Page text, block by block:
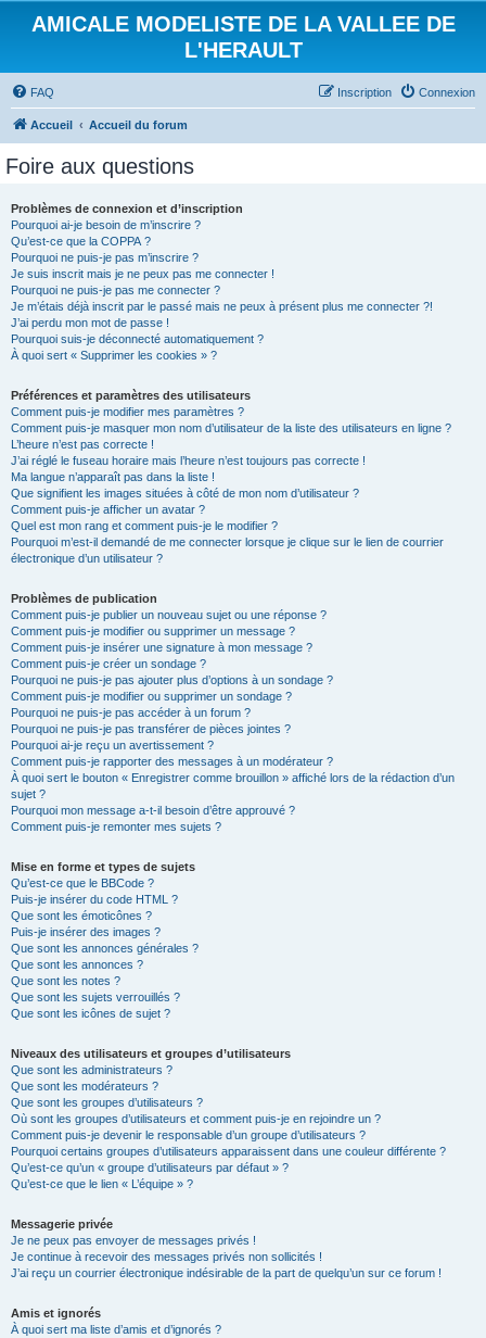
AMICALE MODELISTE DE LA VALLEE DE
L'HERAULT
FAQ Connexion
Inscription
Accueil Accueil du forum
Foire aux questions
Problèmes de connexion et d’inscription
Pourquoi ai-je besoin de m’inscrire ?
Qu’est-ce que la COPPA ?
Pourquoi ne puis-je pas m’inscrire ?
Je suis inscrit mais je ne peux pas me connecter !
Pourquoi ne puis-je pas me connecter ?
Je m’étais déjà inscrit par le passé mais ne peux à présent plus me connecter ?!
J’ai perdu mon mot de passe !
Pourquoi suis-je déconnecté automatiquement ?
À quoi sert « Supprimer les cookies » ?
Préférences et paramètres des utilisateurs
Comment puis-je modifier mes paramètres ?
Comment puis-je masquer mon nom d’utilisateur de la liste des utilisateurs en ligne ?
L’heure n’est pas correcte !
J’ai réglé le fuseau horaire mais l’heure n’est toujours pas correcte !
Ma langue n’apparaît pas dans la liste !
Que signifient les images situées à côté de mon nom d’utilisateur ?
Comment puis-je afficher un avatar ?
Quel est mon rang et comment puis-je le modifier ?
Pourquoi m’est-il demandé de me connecter lorsque je clique sur le lien de courrier
électronique d’un utilisateur ?
Problèmes de publication
Comment puis-je publier un nouveau sujet ou une réponse ?
Comment puis-je modifier ou supprimer un message ?
Comment puis-je insérer une signature à mon message ?
Comment puis-je créer un sondage ?
Pourquoi ne puis-je pas ajouter plus d’options à un sondage ?
Comment puis-je modifier ou supprimer un sondage ?
Pourquoi ne puis-je pas accéder à un forum ?
Pourquoi ne puis-je pas transférer de pièces jointes ?
Pourquoi ai-je reçu un avertissement ?
Comment puis-je rapporter des messages à un modérateur ?
À quoi sert le bouton « Enregistrer comme brouillon » affiché lors de la rédaction d’un
sujet ?
Pourquoi mon message a-t-il besoin d’être approuvé ?
Comment puis-je remonter mes sujets ?
Mise en forme et types de sujets
Qu’est-ce que le BBCode ?
Puis-je insérer du code HTML ?
Que sont les émoticônes ?
Puis-je insérer des images ?
Que sont les annonces générales ?
Que sont les annonces ?
Que sont les notes ?
Que sont les sujets verrouillés ?
Que sont les icônes de sujet ?
Niveaux des utilisateurs et groupes d’utilisateurs
Que sont les administrateurs ?
Que sont les modérateurs ?
Que sont les groupes d’utilisateurs ?
Où sont les groupes d’utilisateurs et comment puis-je en rejoindre un ?
Comment puis-je devenir le responsable d’un groupe d’utilisateurs ?
Pourquoi certains groupes d’utilisateurs apparaissent dans une couleur différente ?
Qu’est-ce qu’un « groupe d’utilisateurs par défaut » ?
Qu’est-ce que le lien « L’équipe » ?
Messagerie privée
Je ne peux pas envoyer de messages privés !
Je continue à recevoir des messages privés non sollicités !
J’ai reçu un courrier électronique indésirable de la part de quelqu’un sur ce forum !
Amis et ignorés
À quoi sert ma liste d’amis et d’ignorés ?